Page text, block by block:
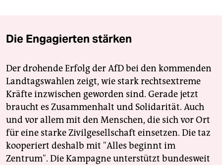
Die Engagierten stärken
Der drohende Erfolg der AfD bei den kommenden
Landtagswahlen zeigt, wie stark rechtsextreme
Kräfte inzwischen geworden sind. Gerade jetzt
braucht es Zusammenhalt und Solidarität. Auch
und vor allem mit den Menschen, die sich vor Ort
für eine starke Zivilgesellschaft einsetzen. Die taz
kooperiert deshalb mit "Alles beginnt im
Zentrum". Die Kampagne unterstützt bundesweit